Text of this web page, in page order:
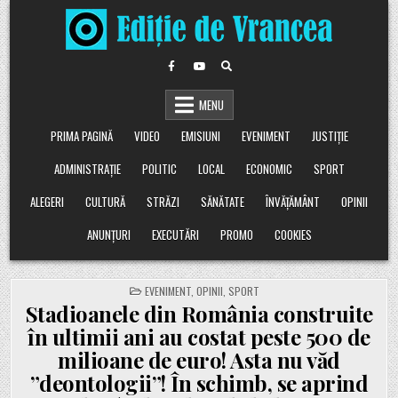
Skip
to
content
MENU
PRIMA PAGINĂ
VIDEO EMISIUNI EVENIMENT
JUSTIȚIE
ADMINISTRAȚIE
POLITIC LOCAL ECONOMIC
SPORT
ALEGERI
CULTURĂ STRĂZI SĂNĂTATE ÎNVĂȚĂMÂNT
OPINII
ANUNȚURI
EXECUTĂRI PROMO COOKIES
POSTED
IN
EVENIMENT OPINII SPORT
Stadioanele din România construite
în ultimii ani au costat peste 500 de
milioane de euro! Asta nu văd
”deontologii”! În schimb, se aprind